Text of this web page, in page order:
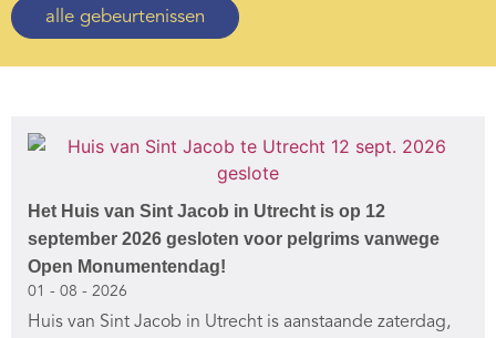
alle gebeurtenissen
Het Huis van Sint Jacob in Utrecht is op 12
september 2026 gesloten voor pelgrims vanwege
Open Monumentendag!
01 - 08 - 2026
Huis van Sint Jacob in Utrecht is aanstaande zaterdag,